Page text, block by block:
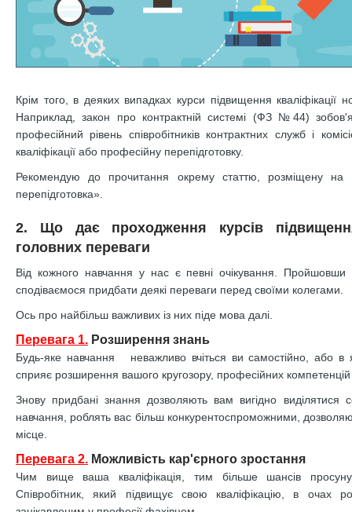
Крім того, в деяких випадках курси підвищення кваліфікації
Наприклад, закон про контрактній системі (ФЗ №44)
професійний рівень співробітників контрактних служб і
кваліфікації або професійну перепідготовку.
Рекомендую до прочитання окрему статтю, розміщену на
перепідготовка».
2. Що дає проходження курсів
головних переваги
Від кожного навчання у нас є певні очікування. Пройшовши
сподіваємося придбати деякі переваги перед своїми колегами.
Ось про найбільш важливих із них піде мова далі.
Перевага 1. Розширення знань
Будь-яке навчання неважливо вчіться ви самостійно, або в
сприяє розширення вашого кругозору, професійних компетенцій
Знову придбані знання дозволяють вам вигідно виділятися
навчання, роблять вас більш конкурентоспроможними,
місце.
Перевага 2. Можливість кар'єрного зростання
Чим вище ваша кваліфікація, тим більше шансів
Співробітник, який підвищує свою кваліфікацію, в очах